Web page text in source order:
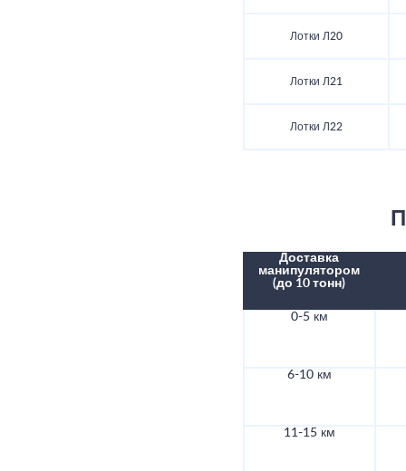
Лотки Л20
Лотки Л21
Лотки Л22
Доставка
манипулятором
(до 10 тонн)
0-5 км
6-10 км
11-15 км